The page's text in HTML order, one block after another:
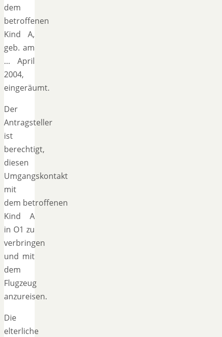
dem
betroffenen
Kind A,
geb. am
… April
2004,
eingeräumt.
Der
Antragsteller
ist
berechtigt,
diesen
Umgangskontakt
mit
dem betroffenen
Kind A
in O1 zu
verbringen
und mit
dem
Flugzeug
anzureisen.
Die
elterliche